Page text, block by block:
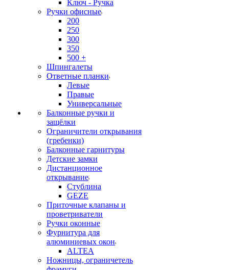
Ключ - Ручка
Ручки офисные
200
250
300
350
500 +
Шпингалеты
Ответные планки
Левые
Правые
Универсальные
Балконные ручки и
защёлки
Ограничители открывания
(гребенки)
Балконные гарнитуры
Детские замки
Дистанционное
открывание
Стублина
GEZE
Приточные клапаны и
проветриватели
Ручки оконные
Фурнитура для
алюминиевых окон
ALTEA
Ножницы, ограничетель